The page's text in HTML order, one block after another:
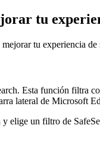
tu
tu experiencia de
Esta función filtra
lateral de Microsoft
elige un filtro de